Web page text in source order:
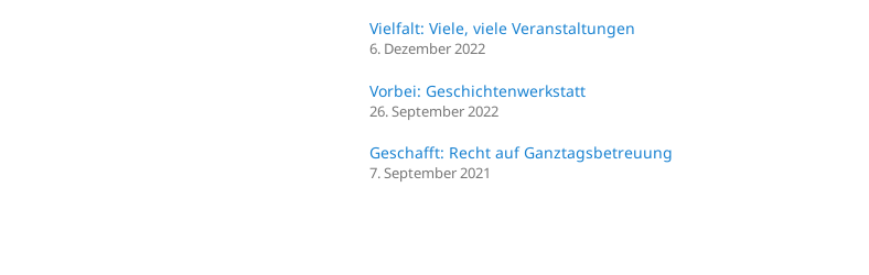
Vielfalt: Viele, viele Veranstaltungen
6. Dezember 2022
Vorbei: Geschichtenwerkstatt
26. September 2022
Geschafft: Recht auf Ganztagsbetreuung
7. September 2021